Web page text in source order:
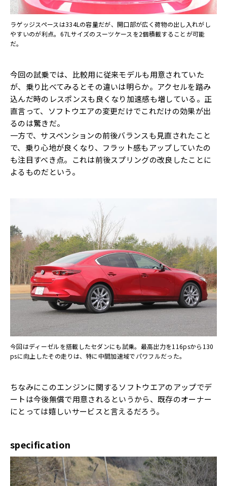
ラゲッジスペースは334Lの容量だが、開口部が広く荷物の出し入れがし
やすいのが利点。67Lサイズのスーツケースを2個積載することが可能
だ。
今回の試乗では、比較用に従来モデルも用意されていた
が、乗り比べてみるとその違いは明らか。アクセルを踏み
込んだ時のレスポンスも良くなり加速感も増している。正
直言って、ソフトウエアの変更だけでこれだけの効果が出
るのは驚きだ。
一方で、サスペンションの前後バランスも見直されたこと
で、乗り心地が良くなり、フラット感もアップしていたの
も注目すべき点。これは前後スプリングの改良したことに
よるものだという。
今回はディーゼルを搭載したセダンにも試乗。最高出力を116psから130
psに向上したその走りは、特に中間加速域でパワフルだった。
ちなみにこのエンジンに関するソフトウエアのアップでデ
ートは今後無償で用意されるというから、既存のオーナー
にとっては嬉しいサービスと言えるだろう。
specification